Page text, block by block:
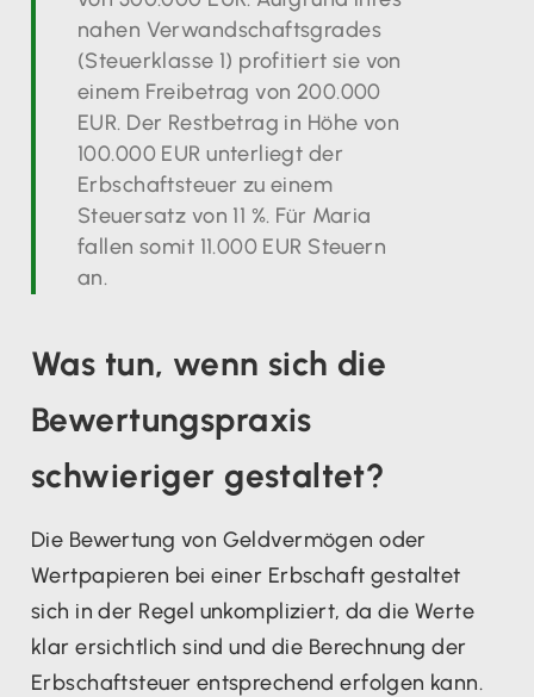
nahen Verwandschaftsgrades
(Steuerklasse 1) profitiert sie von
einem Freibetrag von 200.000
EUR. Der Restbetrag in Höhe von
100.000 EUR unterliegt der
Erbschaftsteuer zu einem
Steuersatz von 11 %. Für Maria
fallen somit 11.000 EUR Steuern
an.
Was tun, wenn sich die
Bewertungspraxis
schwieriger gestaltet?
Die Bewertung von Geldvermögen oder
Wertpapieren bei einer Erbschaft gestaltet
sich in der Regel unkompliziert, da die Werte
klar ersichtlich sind und die Berechnung der
Erbschaftsteuer entsprechend erfolgen kann.